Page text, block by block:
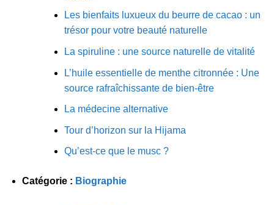
Les bienfaits luxueux du beurre de cacao : un
trésor pour votre beauté naturelle
La spiruline : une source naturelle de vitalité
L’huile essentielle de menthe citronnée : Une
source rafraîchissante de bien-être
La médecine alternative
Tour d’horizon sur la Hijama
Qu’est-ce que le musc ?
Catégorie : Biographie